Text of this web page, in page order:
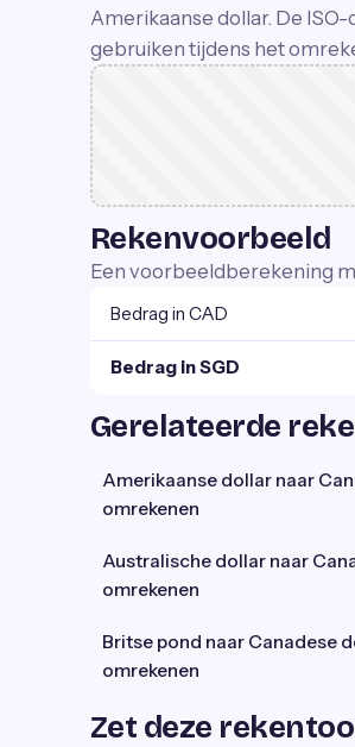
Amerikaanse dollar. De ISO-
gebruiken tijdens het
Rekenvoorbeeld
Een voorbeeldberekening
Bedrag in CAD
Bedrag in SGD
Gerelateerde
Amerikaanse dollar naar
omrekenen
Australische dollar naar
omrekenen
Britse pond naar Canadese
omrekenen
Zet deze